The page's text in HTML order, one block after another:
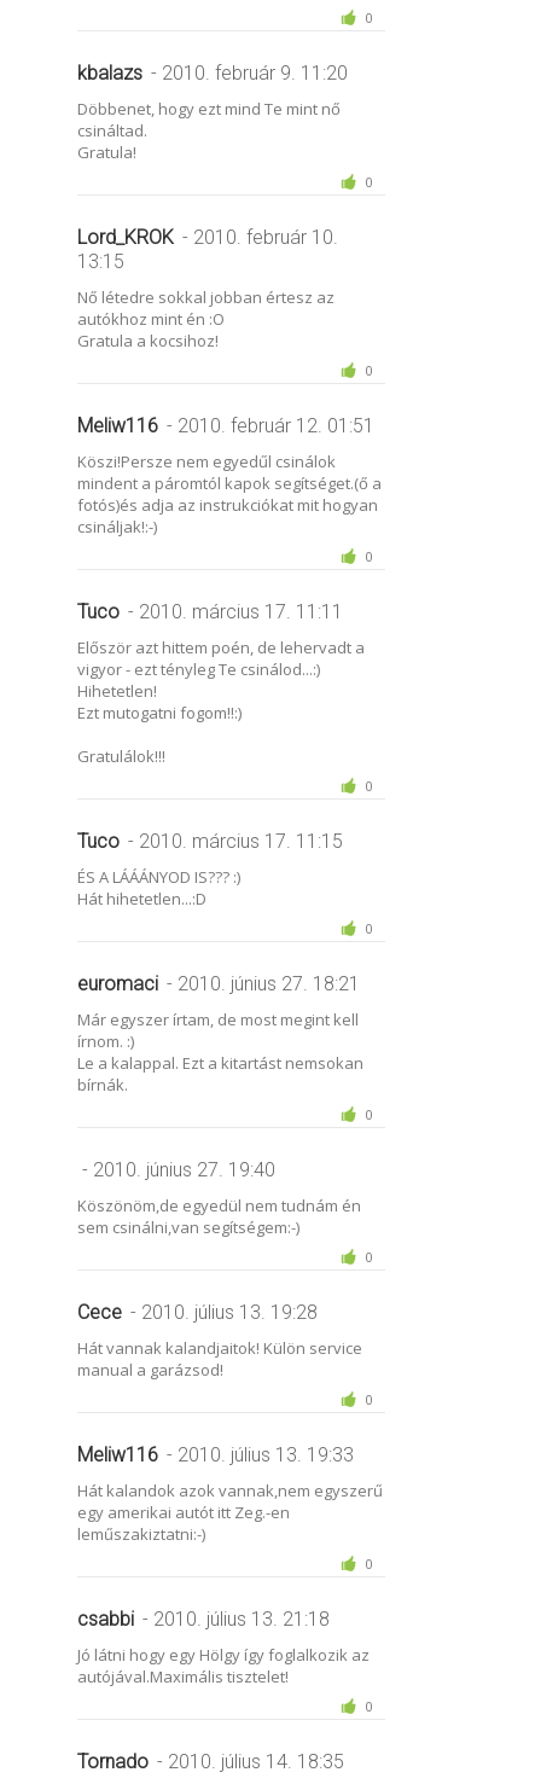
0
kbalazs - 2010. február 9. 11:20
Döbbenet, hogy ezt mind Te mint nő
csináltad.
Gratula!
0
Lord_KROK - 2010. február 10.
13:15
Nő létedre sokkal jobban értesz az
autókhoz mint én :O
Gratula a kocsihoz!
0
Meliw116 - 2010. február 12. 01:51
Köszi!Persze nem egyedűl csinálok
mindent a páromtól kapok segítséget.(ő a
fotós)és adja az instrukciókat mit hogyan
csináljak!:-)
0
Tuco - 2010. március 17. 11:11
Először azt hittem poén, de lehervadt a
vigyor - ezt tényleg Te csinálod...:)
Hihetetlen!
Ezt mutogatni fogom!!:)
Gratulálok!!!
0
Tuco - 2010. március 17. 11:15
ÉS A LÁÁÁNYOD IS??? :)
Hát hihetetlen...:D
0
euromaci - 2010. június 27. 18:21
Már egyszer írtam, de most megint kell
írnom. :)
Le a kalappal. Ezt a kitartást nemsokan
bírnák.
0
- 2010. június 27. 19:40
Köszönöm,de egyedül nem tudnám én
sem csinálni,van segítségem:-)
0
Cece - 2010. július 13. 19:28
Hát vannak kalandjaitok! Külön service
manual a garázsod!
0
Meliw116 - 2010. július 13. 19:33
Hát kalandok azok vannak,nem egyszerű
egy amerikai autót itt Zeg.-en
leműszakiztatni:-)
0
csabbi - 2010. július 13. 21:18
Jó látni hogy egy Hölgy így foglalkozik az
autójával.Maximális tisztelet!
0
Tornado - 2010. július 14. 18:35